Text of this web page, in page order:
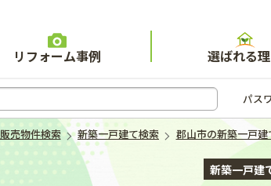
リフォーム事例 選ばれる
パス
販売物件検索 新築一戸建て検索 郡山市の新築一戸建
新築一戸建